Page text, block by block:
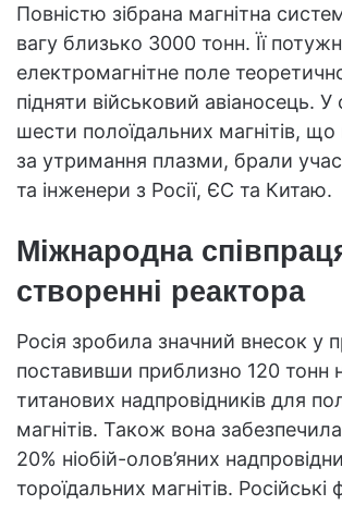
Повністю зібрана магнітна
вагу близько 3000 тонн. Її
електромагнітне поле
підняти військовий авіаносець. У
шести полоїдальних магнітів, що
за утримання плазми, брали
та інженери з Росії, ЄС та Китаю.
Міжнародна
створенні реактора
Росія зробила значний внесок у
поставивши приблизно 120 тонн
титанових надпровідників для
магнітів. Також вона
20% ніобій-олов’яних
тороїдальних магнітів. Російські